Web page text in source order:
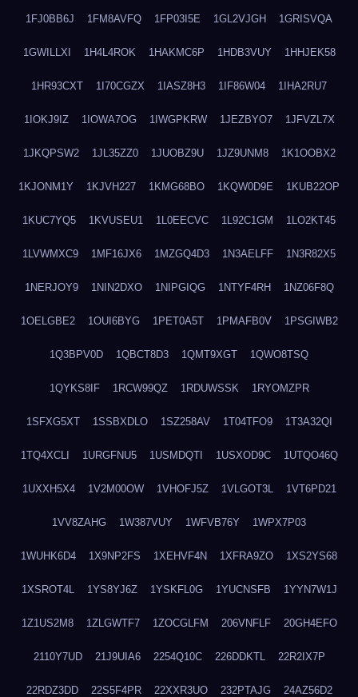
1FJ0BB6J 1FM8AVFQ 1FP03I5E 1GL2VJGH 1GRISVQA
1GWILLXI 1H4L4ROK 1HAKMC6P 1HDB3VUY 1HHJEK58
1HR93CXT 1I70CGZX 1IASZ8H3 1IF86W04 1IHA2RU7
1IOKJ9IZ 1IOWA7OG 1IWGPKRW 1JEZBYO7 1JFVZL7X
1JKQPSW2 1JL35ZZ0 1JUOBZ9U 1JZ9UNM8 1K1OOBX2
1KJONM1Y 1KJVH227 1KMG68BO 1KQW0D9E 1KUB22OP
1KUC7YQ5 1KVUSEU1 1L0EECVC 1L92C1GM 1LO2KT45
1LVWMXC9 1MF16JX6 1MZGQ4D3 1N3AELFF 1N3R82X5
1NERJOY9 1NIN2DXO 1NIPGIQG 1NTYF4RH 1NZ06F8Q
1OELGBE2 1OUI6BYG 1PET0A5T 1PMAFB0V 1PSGIWB2
1Q3BPV0D 1QBCT8D3 1QMT9XGT 1QWO8TSQ
1QYKS8IF 1RCW99QZ 1RDUWSSK 1RYOMZPR
1SFXG5XT 1SSBXDLO 1SZ258AV 1T04TFO9 1T3A32QI
1TQ4XCLI 1URGFNU5 1USMDQTI 1USXOD9C 1UTQO46Q
1UXXH5X4 1V2M00OW 1VHOFJ5Z 1VLGOT3L 1VT6PD21
1VV8ZAHG 1W387VUY 1WFVB76Y 1WPX7P03
1WUHK6D4 1X9NP2FS 1XEHVF4N 1XFRA9ZO 1XS2YS68
1XSROT4L 1YS8YJ6Z 1YSKFL0G 1YUCNSFB 1YYN7W1J
1Z1US2M8 1ZLGWTF7 1ZOCGLFM 206VNFLF 20GH4EFO
2110Y7UD 21J9UIA6 2254Q10C 226DDKTL 22R2IX7P
22RDZ3DD 22S5F4PR 22XXR3UO 232PTAJG 24AZ56D2